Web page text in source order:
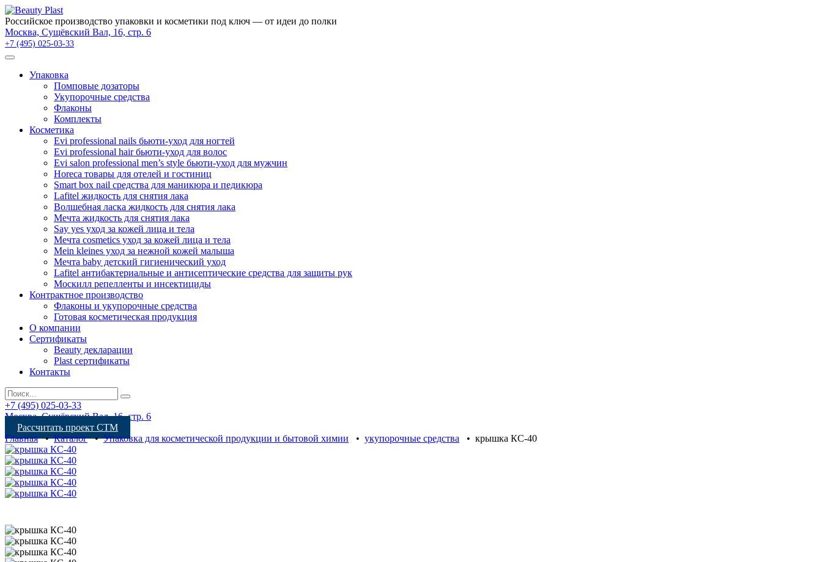
Российское производство упаковки и косметики под ключ — от идеи до полки
Москва, Сущёвский Вал, 16, стр. 6
+7 (495) 025-03-33
Упаковка
Помповые дозаторы
Укупорочные средства
Флаконы
Комплекты
Косметика
Evi professional nails бьюти-уход для ногтей
Evi professional hair бьюти-уход для волос
Evi salon professional men’s style бьюти-уход для мужчин
Horeca товары для отелей и гостиниц
Smart box nail средства для маникюра и педикюра
Lafitel жидкость для снятия лака
Волшебная ласка жидкость для снятия лака
Мечта жидкость для снятия лака
Say yes уход за кожей лица и тела
Мечта cosmetics уход за кожей лица и тела
Mein kleines уход за нежной кожей малыша
Мечта baby детский гигиенический уход
Lafitel антибактериальные и антисептические средства для защиты рук
Москилл репелленты и инсектициды
Контрактное производство
Флаконы и укупорочные средства
Готовая косметическая продукция
О компании
Сертификаты
Beauty декларации
Plast сертификаты
Контакты
+7 (495) 025-03-33
Москва, Сущёвский Вал, 16, стр. 6
Рассчитать проект СТМ
Главная•Каталог•Упаковка для косметической продукции и бытовой химии • укупорочные средства • крышка КС-40